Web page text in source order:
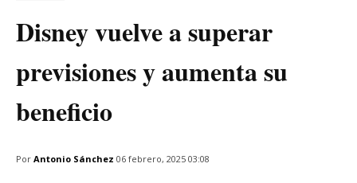
Disney vuelve a superar
previsiones y aumenta su
beneficio
Por Antonio Sánchez 06 febrero, 2025 03:08